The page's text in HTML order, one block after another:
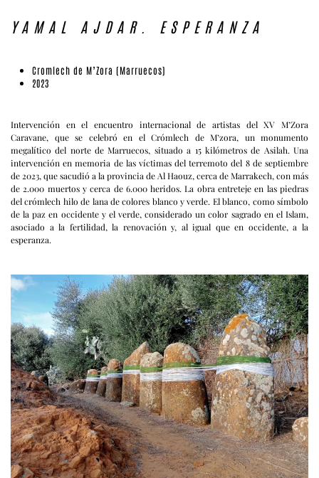
YAMAL AJDAR. ESPERANZA
Cromlech de M’Zora (Marruecos)
2023
Intervención en el encuentro internacional de artistas del XV M’Zora
Caravane, que se celebró en el Crómlech de M’zora, un monumento
megalítico del norte de Marruecos, situado a 15 kilómetros de Asilah. Una
intervención en memoria de las víctimas del terremoto del 8 de septiembre
de 2023, que sacudió a la provincia de Al Haouz, cerca de Marrakech, con más
de 2.000 muertos y cerca de 6.000 heridos. La obra entreteje en las piedras
del crómlech hilo de lana de colores blanco y verde. El blanco, como símbolo
de la paz en occidente y el verde, considerado un color sagrado en el Islam,
asociado a la fertilidad, la renovación y, al igual que en occidente, a la
esperanza.